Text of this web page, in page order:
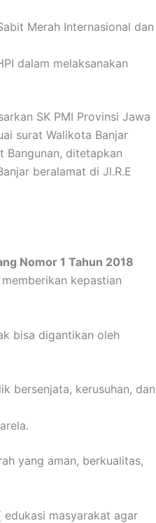
Merah Internasional dan
dalam melaksanakan
SK PMI Provinsi Jawa
surat Walikota Banjar
Bangunan, ditetapkan
beralamat di Jl.R.E
Nomor 1 Tahun 2018
kepastian
bisa digantikan oleh
bersenjata, kerusuhan, dan
yang aman, berkualitas,
edukasi masyarakat agar